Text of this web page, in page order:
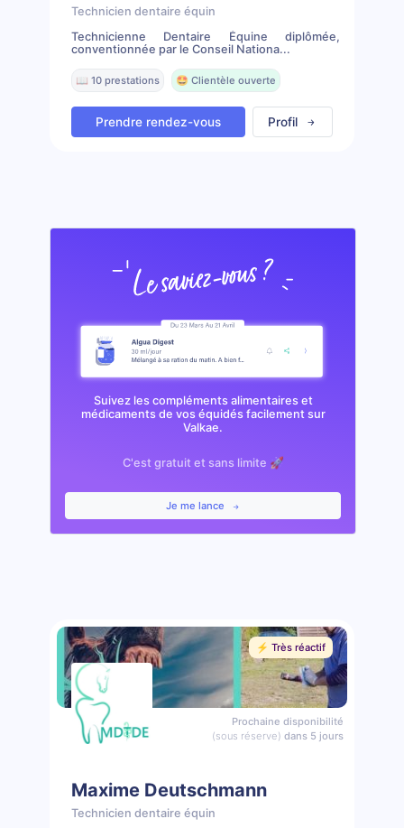
Technicien dentaire équin
Technicienne Dentaire Équine diplômée,
conventionnée par le Conseil Nationa...
📖 10 prestations 🤩 Clientèle ouverte
Prendre rendez-vous Profil
Suivez les compléments alimentaires et
médicaments de vos équidés facilement sur
Valkae.
C'est gratuit et sans limite 🚀
Je me lance
⚡️ Très réactif
Prochaine disponibilité
(sous réserve) dans 5 jours
Maxime Deutschmann
Technicien dentaire équin